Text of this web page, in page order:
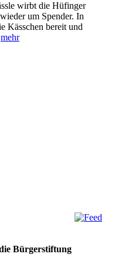
wirbt die Hüfinger
um Spender. In
Kässchen bereit und
mehr
Bürgerstiftung